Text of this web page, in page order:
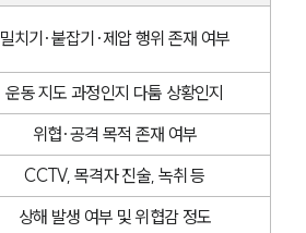
밀치기·붙잡기·제압 행위 존재 여부
운동 지도 과정인지 다툼 상황인지
위협·공격 목적 존재 여부
CCTV, 목격자 진술, 녹취 등
상해 발생 여부 및 위협감 정도